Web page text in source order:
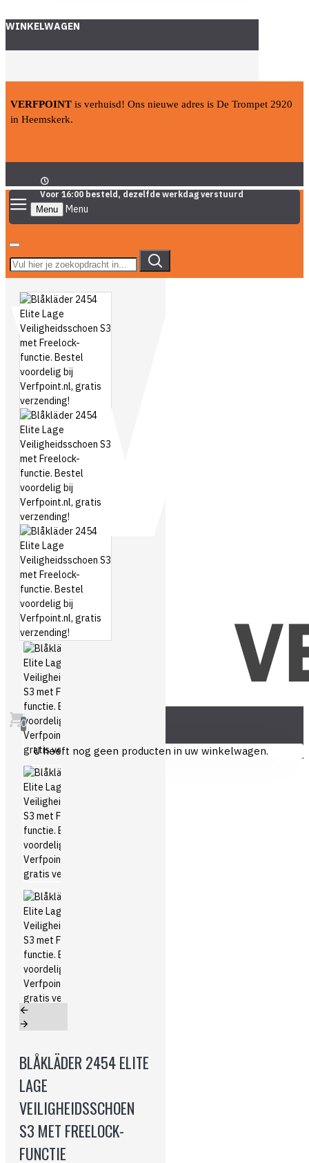
WINKELWAGEN
VERFPOINT is verhuisd! Ons nieuwe adres is De Trompet 2920
in Heemskerk.
Voor 16:00 besteld, dezelfde werkdag verstuurd
Menu
0
U heeft nog geen producten in uw winkelwagen.
BLÅKLÄDER 2454 ELITE
LAGE
VEILIGHEIDSSCHOEN
S3 MET FREELOCK-
FUNCTIE